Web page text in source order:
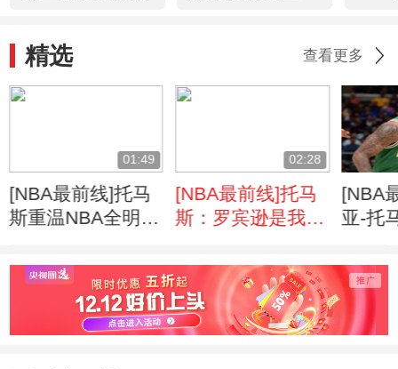
精选 查看更多
01:49
[NBA最前线]托马
斯重温NBA全明星
02:28
[NBA最前线]托马
斯：罗宾逊是我的
[NBA
亚-托